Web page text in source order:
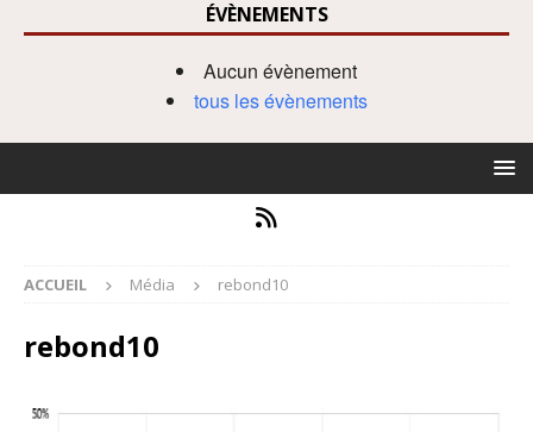
ÉVÈNEMENTS
Aucun évènement
tous les évènements
ACCUEIL Média rebond10
rebond10